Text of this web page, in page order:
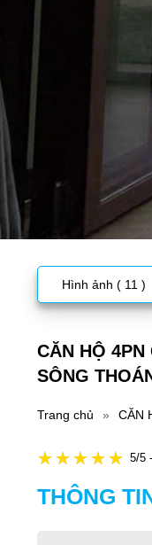
Hình ảnh ( 11 )
CĂN HỘ 4PN
SÔNG
Trang chủ » CĂN
5/5
THÔNG